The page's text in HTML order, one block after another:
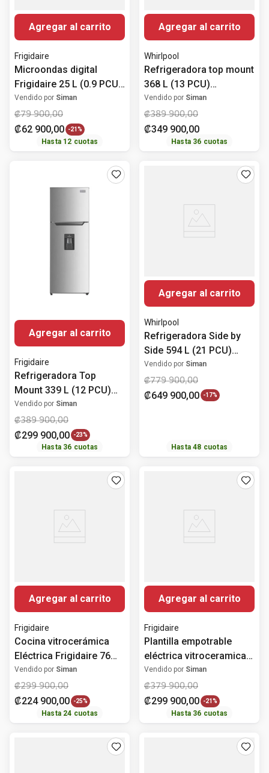
Agregar al carrito
Frigidaire
Microondas digital
Frigidaire 25 L (0.9 PCU)
FMDO25S3GSPG
Vendido por Siman
₡79 900,00
₡62 900,00 -21%
Hasta 12 cuotas
Agregar al carrito
Whirlpool
Refrigeradora top mount
368 L (13 PCU)
WRJ43BKTWW Whirlpool
Vendido por Siman
₡389 900,00
₡349 900,00
Hasta 36 cuotas
Agregar al carrito
Frigidaire
Refrigeradora Top
Mount 339 L (12 PCU)
No Frost FRTS12K3HTS
Frigidaire
Vendido por Siman
₡389 900,00
₡299 900,00 -23%
Hasta 36 cuotas
Agregar al carrito
Whirlpool
Refrigeradora Side by
Side 594 L (21 PCU)
Energy saver
7WRS21SDHM Whirlpool
Vendido por Siman
₡779 900,00
₡649 900,00 -17%
Hasta48 cuotas
Agregar al carrito
Frigidaire
Cocina vitrocerámica
Eléctrica Frigidaire 76
cm (30") FFEC3025UB
Vendido por Siman
₡299 900,00
₡224 900,00 -25%
Hasta 24 cuotas
Agregar al carrito
Frigidaire
Plantilla empotrable
eléctrica vitroceramica
36" / FFEC3625US
Vendido por Siman
₡379 900,00
₡299 900,00 -21%
Hasta 36 cuotas